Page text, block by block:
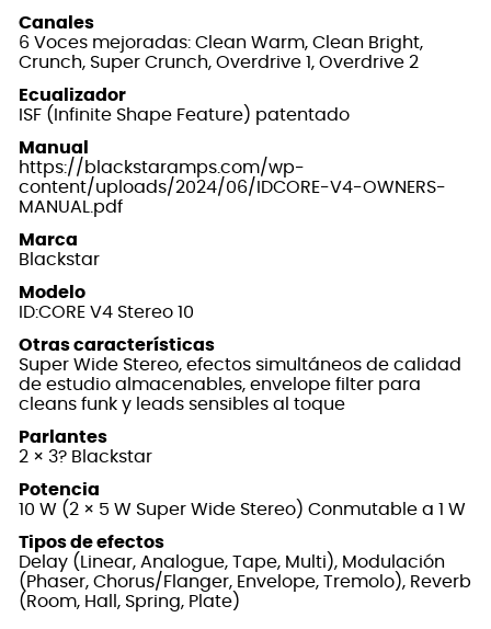
Canales
6 Voces mejoradas: Clean Warm, Clean Bright,
Crunch, Super Crunch, Overdrive 1, Overdrive 2
Ecualizador
ISF (Infinite Shape Feature) patentado
Manual
https://blackstaramps.com/wp-
content/uploads/2024/06/IDCORE-V4-OWNERS-
MANUAL.pdf
Marca
Blackstar
Modelo
ID:CORE V4 Stereo 10
Otras características
Super Wide Stereo, efectos simultáneos de calidad
de estudio almacenables, envelope filter para
cleans funk y leads sensibles al toque
Parlantes
2 × 3? Blackstar
Potencia
10 W (2 × 5 W Super Wide Stereo) Conmutable a 1 W
Tipos de efectos
Delay (Linear, Analogue, Tape, Multi), Modulación
(Phaser, Chorus/Flanger, Envelope, Tremolo), Reverb
(Room, Hall, Spring, Plate)